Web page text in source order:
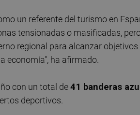
un referente del turismo en
tensionadas o masificadas,
regional para alcanzar
economía", ha afirmado.
con un total de41 banderas
deportivos.